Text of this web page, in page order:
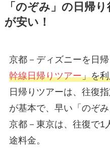
「のぞみ」の日帰
が安い！
京都－ディズニーを日帰
幹線日帰りツアー」を
日帰りツアーは、往復
が基本で、早い「のぞみ
京都－東京は、往復で1
途料金。